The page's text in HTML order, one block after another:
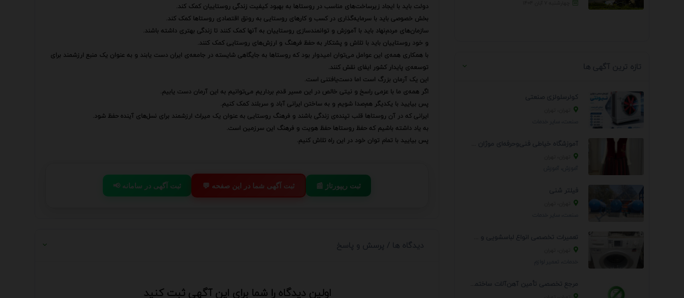
دولت باید با ایجاد زیرساخت‌های مناسب در روستاها به بهبود کیفیت زندگی روستاییان کمک کند.
بخش خصوصی باید با سرمایه‌گذاری در کسب و کارهای روستایی به رونق اقتصادی روستاها کمک کند.
سازمان‌های مردم‌نهاد باید با آموزش و توانمندسازی روستاییان به آنها کمک کنند تا زندگی بهتری داشته باشند.
و خود روستاییان باید با تلاش و پشتکار به حفظ فرهنگ و ارزش‌های روستایی کمک کنند.
با همکاری همه‌ی این عوامل می‌توان امیدوار بود که روستاها به جایگاهی شایسته در جامعه‌ی ایران دست یابند و به عنوان یک منبع ارزشمند برای
توسعه‌ی پایدار کشور ایفای نقش کنند.
این یک آرمان بزرگ است اما دست‌یافتنی است.
اگر همه‌ی ما با عزمی راسخ و نیتی خالص در این مسیر قدم برداریم می‌توانیم به این آرمان دست یابیم.
پس بیایید با یکدیگر هم‌صدا شویم و به ساختن ایرانی آباد و سربلند کمک کنیم.
ایرانی که در آن روستاها قلب تپنده‌ی زندگی باشند و فرهنگ روستایی به عنوان یک میراث ارزشمند برای نسل‌های آینده حفظ شود.
به یاد داشته باشیم که حفظ روستاها حفظ هویت و فرهنگ این سرزمین است.
پس بیایید با تمام توان خود در این راه تلاش کنیم.
📢 ثبت آگهی در سامانه 💬 ثبت آگهی شما در این صفحه 📰 ثبت ریپورتاژ
دیدگاه ها / پرسش و پاسخ
اولین دیدگاه را شما برای این آگهی ثبت کنید
تازه ترین آگهی ها
کولرسلولزی صنعتی
فیلتر شنی
مرجع تخصصی تأمین آهن‌آلات ساختمانی و صنعتی